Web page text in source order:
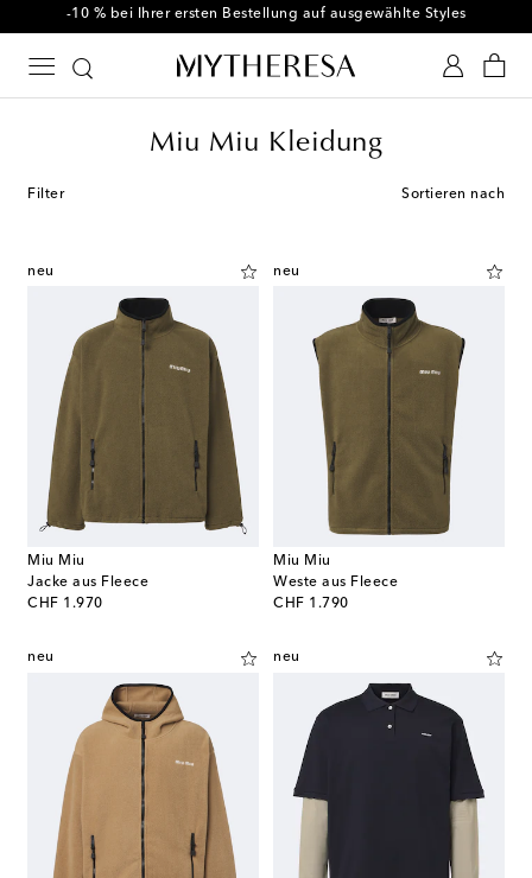
-10 % bei Ihrer ersten Bestellung auf ausgewählte Styles
Miu Miu Kleidung
Filter Sortieren nach
neu
Miu Miu
Jacke aus Fleece
CHF 1.970
original price
neu
Miu Miu
Weste aus Fleece
CHF 1.790
original price
neu neu